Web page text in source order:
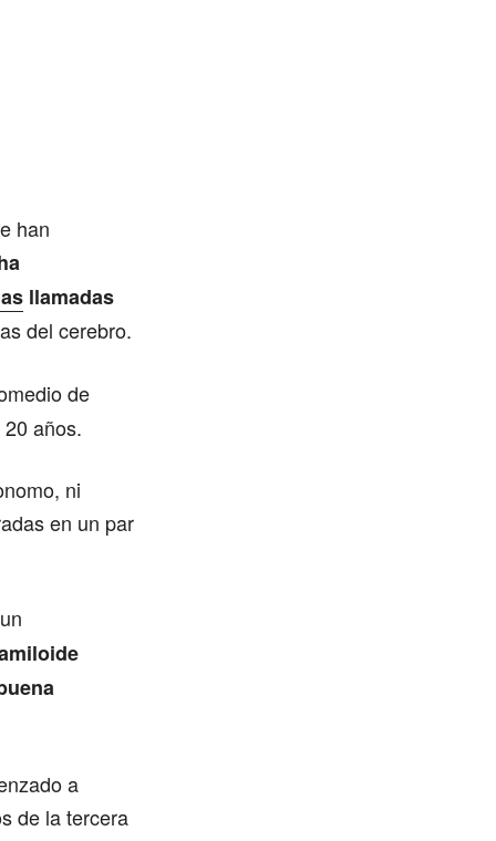
han
llamadas
del cerebro.
de
años.
ni
en un par
a
de la tercera